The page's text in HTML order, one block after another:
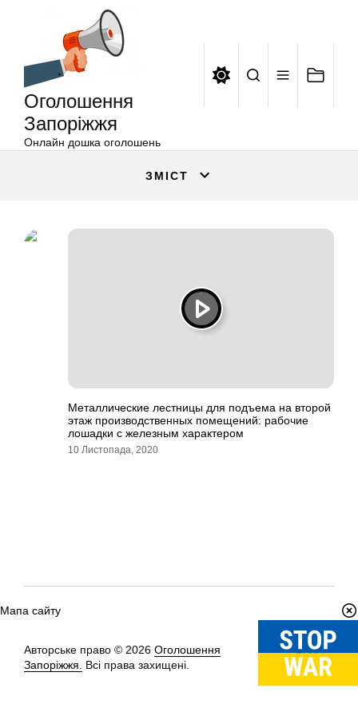
Оголошення
Запоріжжя
Онлайн дошка оголошень
ЗМІСТ
Металлические лестницы для подъема на второй
этаж производственных помещений: рабочие
лошадки с железным характером
10 Листопада, 2020
Мапа сайту
Авторське право © 2026 Оголошення
Запоріжжя.
Всі права захищені.
Вгору